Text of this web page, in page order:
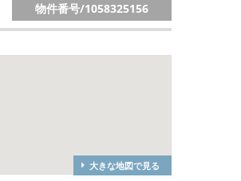
物件番号/1058325156
大きな地図で見る